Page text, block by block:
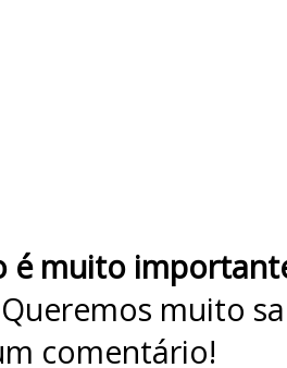
é muito
muito
comentário!